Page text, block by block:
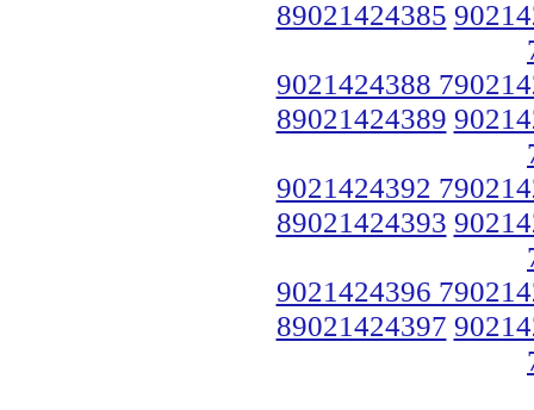
89021424385
9021424388
89021424389
9021424392
89021424393
9021424396
89021424397